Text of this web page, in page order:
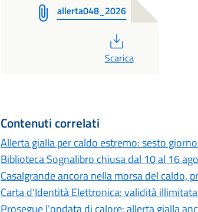
allerta048_2026
Scarica
Contenuti correlati
Allerta gialla per caldo estremo: sesto
Biblioteca Sognalibro chiusa dal 10 al 16
Casalgrande ancora nella morsa del caldo,
Carta d’Identità Elettronica: validità
Prosegue l’ondata di calore: allerta gialla